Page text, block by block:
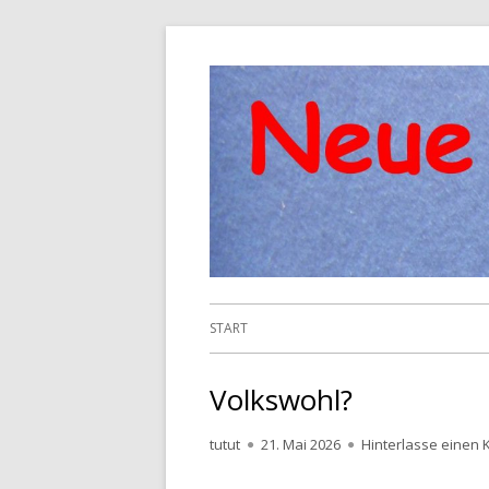
Primäres
START
Volkswohl?
Autor
tutut
Veröffentlicht
21. Mai 2026 Hinterlasse einen